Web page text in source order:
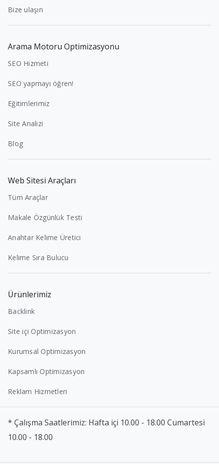
Bize ulaşın
Arama Motoru Optimizasyonu
SEO Hizmeti
SEO yapmayı öğren!
Eğitimlerimiz
Site Analizi
Blog
Web Sitesi Araçları
Tüm Araçlar
Makale Özgünlük Testi
Anahtar Kelime Üretici
Kelime Sıra Bulucu
Ürünlerimiz
Backlink
Site içi Optimizasyon
Kurumsal Optimizasyon
Kapsamlı Optimizasyon
Reklam Hizmetleri
* Çalışma Saatlerimiz: Hafta içi 10.00 - 18.00 Cumartesi
10.00 - 18.00